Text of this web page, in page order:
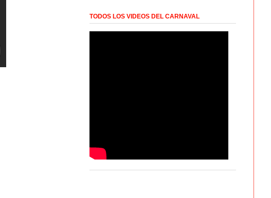
TODOS LOS VIDEOS DEL CARNAVAL